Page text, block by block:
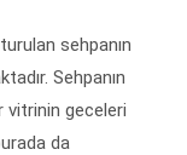
sehpanın
Sehpanın
vitrinin geceleri
da